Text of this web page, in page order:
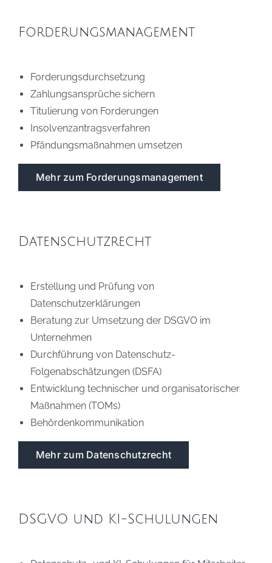
Forderungsmanagement
Forderungsdurchsetzung
Zahlungsansprüche sichern
Titulierung von Forderungen
Insolvenzantragsverfahren
Pfändungsmaßnahmen umsetzen
Mehr zum Forderungsmanagement
Datenschutzrecht
Erstellung und Prüfung von
Datenschutzerklärungen
Beratung zur Umsetzung der DSGVO im
Unternehmen
Durchführung von Datenschutz-
Folgenabschätzungen (DSFA)
Entwicklung technischer und organisatorischer
Maßnahmen (TOMs)
Behördenkommunikation
Mehr zum Datenschutzrecht
DSGVO und KI-Schulungen